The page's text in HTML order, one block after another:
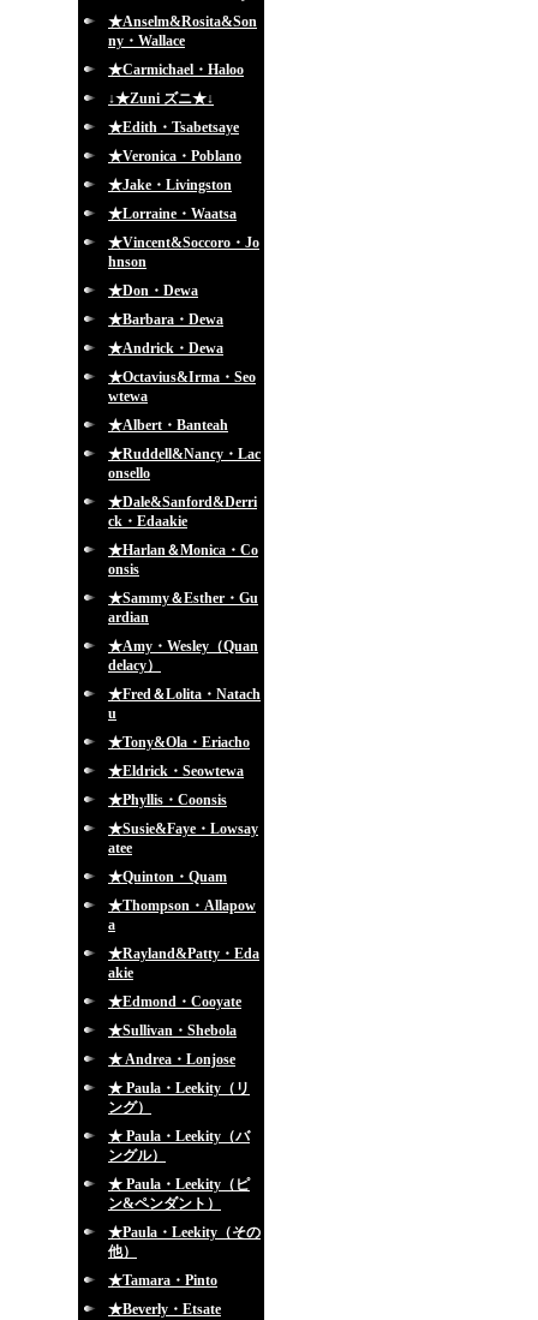
★Anselm&Rosita&Son
ny・Wallace
★Carmichael・Haloo
↓★Zuni ズニ★↓
★Edith・Tsabetsaye
★Veronica・Poblano
★Jake・Livingston
★Lorraine・Waatsa
★Vincent&Soccoro・Jo
hnson
★Don・Dewa
★Barbara・Dewa
★Andrick・Dewa
★Octavius&Irma・Seo
wtewa
★Albert・Banteah
★Ruddell&Nancy・Lac
onsello
★Dale&Sanford&Derri
ck・Edaakie
★Harlan＆Monica・Co
onsis
★Sammy＆Esther・Gu
ardian
★Amy・Wesley（Quan
delacy）
★Fred＆Lolita・Natach
u
★Tony&Ola・Eriacho
★Eldrick・Seowtewa
★Phyllis・Coonsis
★Susie&Faye・Lowsay
atee
★Quinton・Quam
★Thompson・Allapow
a
★Rayland&Patty・Eda
akie
★Edmond・Cooyate
★Sullivan・Shebola
★ Andrea・Lonjose
★ Paula・Leekity（リ
ング）
★ Paula・Leekity（バ
ングル）
★ Paula・Leekity（ピ
ン&ペンダント）
★Paula・Leekity（その
他）
★Tamara・Pinto
★Beverly・Etsate